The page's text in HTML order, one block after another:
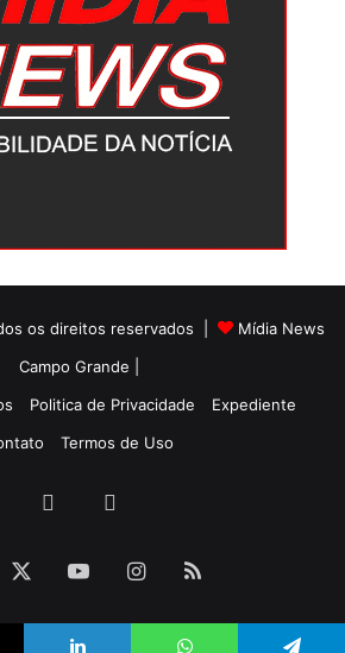
os direitos reservados |
Mídia News
Campo Grande |
Politica de Privacidade
Expediente
Termos de Uso
Facebook
YouTubeInstagram